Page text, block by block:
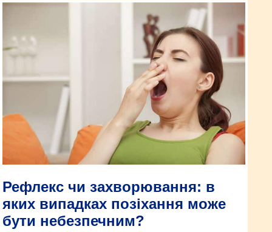
Рефлекс чи захворювання: в
яких випадках позіхання може
бути небезпечним?